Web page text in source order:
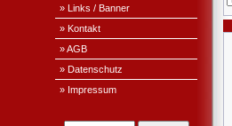
» Links / Banner
» Kontakt
» AGB
» Datenschutz
» Impressum